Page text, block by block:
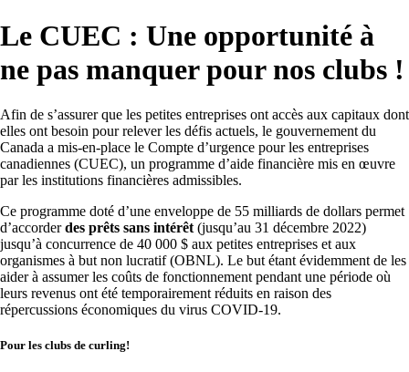
Le CUEC : Une opportunité à
ne pas manquer pour nos clubs !
Afin de s’assurer que les petites entreprises ont accès aux capitaux dont
elles ont besoin pour relever les défis actuels, le gouvernement du
Canada a mis-en-place le Compte d’urgence pour les entreprises
canadiennes (CUEC), un programme d’aide financière mis en œuvre
par les institutions financières admissibles.
Ce programme doté d’une enveloppe de 55 milliards de dollars permet
d’accorderdes prêts sans intérêt (jusqu’au 31 décembre 2022)
jusqu’à concurrence de 40 000 $ aux petites entreprises et aux
organismes à but non lucratif (OBNL). Le but étant évidemment de les
aider à assumer les coûts de fonctionnement pendant une période où
leurs revenus ont été temporairement réduits en raison des
répercussions économiques du virus COVID-19.
Pour les clubs de curling!